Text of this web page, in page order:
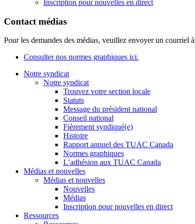
Inscription pour nouvelles en direct
Contact médias
Pour les demandes des médias, veuillez envoyer un courriel à
Consulter nos normes graphiques ici.
Notre syndicat
Notre syndicat
Trouvez votre section locale
Statuts
Message du président national
Conseil national
Fièrement syndiqué(e)
Histoire
Rapport annuel des TUAC Canada
Normes graphiques
L’adhésion aux TUAC Canada
Médias et nouvelles
Médias et nouvelles
Nouvelles
Médias
Inscription pour nouvelles en direct
Ressources